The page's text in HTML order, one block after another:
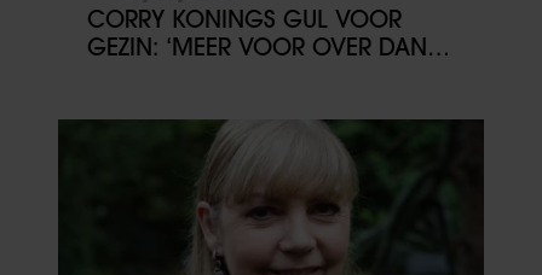
CORRY KONINGS GUL VOOR
GEZIN: ‘MEER VOOR OVER DAN